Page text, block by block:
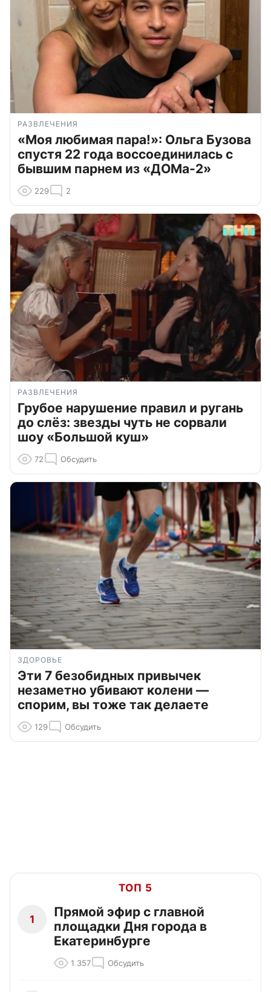
РАЗВЛЕЧЕНИЯ
«Моя любимая пара!»: Ольга Бузова
спустя 22 года воссоединилась с
бывшим парнем из «ДОМа-2»
229 2
РАЗВЛЕЧЕНИЯ
Грубое нарушение правил и ругань
до слёз: звезды чуть не сорвали
шоу «Большой куш»
72 Обсудить
ЗДОРОВЬЕ
Эти 7 безобидных привычек
незаметно убивают колени —
спорим, вы тоже так делаете
129 Обсудить
ТОП 5
1
Прямой эфир с главной
площадки Дня города в
Екатеринбурге
1 357 Обсудить